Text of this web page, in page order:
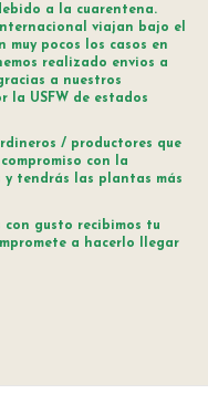
a la cuarentena.
viajan bajo el
muy pocos los casos en
realizado envios a
a nuestros
la USFW de estados
/ productores que
con la
tendrás las plantas más
con gusto recibimos tu
a hacerlo llegar